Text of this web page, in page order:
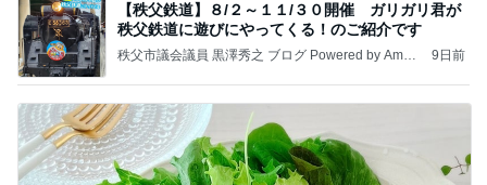
【秩父鉄道】８/２～１１/３０開催 ガリガリ君が
秩父鉄道に遊びにやってくる！のご紹介です
秩父市議会議員 黒澤秀之 ブログ Powered by Ameb
9日前